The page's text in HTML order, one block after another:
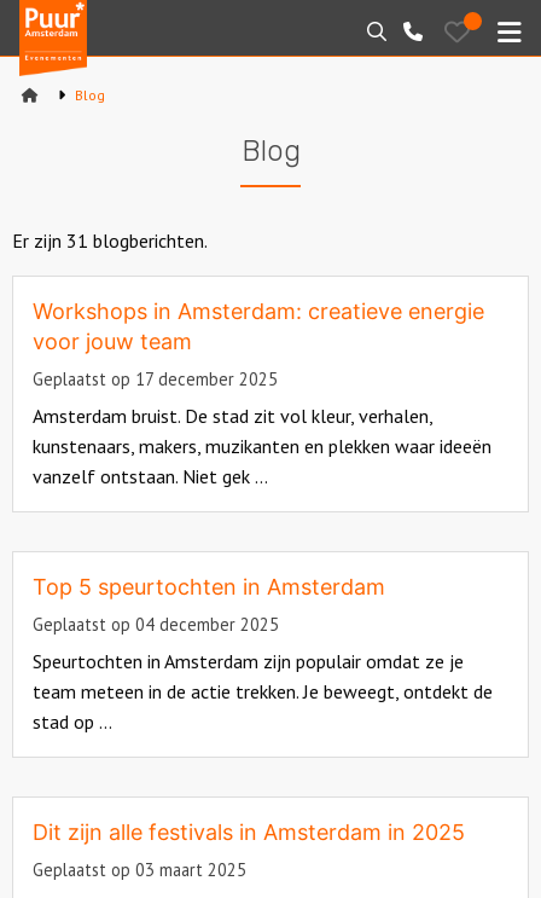
Puur*
Amsterdam
bedrijfsuitjes
Zoeken
020-
6260016
Bewaarde
uitjes
Arrangementen
Rondleidingen
Locaties
Over ons
Blog
Blog
Er zijn 31 blogberichten.
Workshops in Amsterdam: creatieve energie
voor jouw team
Geplaatst op 17 december 2025
Amsterdam bruist. De stad zit vol kleur, verhalen,
kunstenaars, makers, muzikanten en plekken waar ideeën
vanzelf ontstaan. Niet gek ...
more
about
Top 5 speurtochten in Amsterdam
Geplaatst op 04 december 2025
Speurtochten in Amsterdam zijn populair omdat ze je
team meteen in de actie trekken. Je beweegt, ontdekt de
stad op ...
more
about
Dit zijn alle festivals in Amsterdam in 2025
Geplaatst op 03 maart 2025